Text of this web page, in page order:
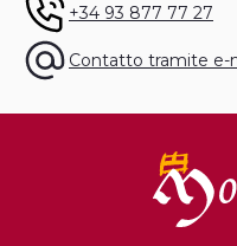
+34 93 877 77 27
Contatto tramite e-